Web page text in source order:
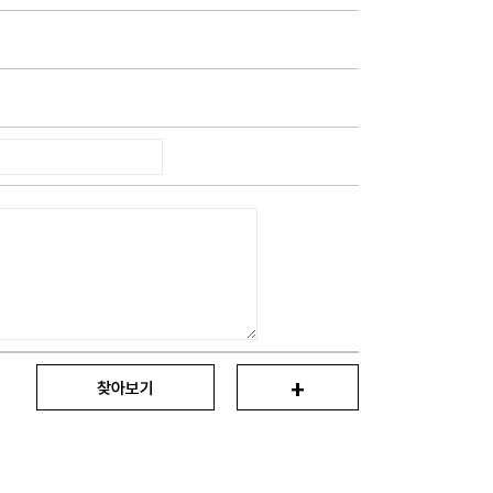
찾아보기 +